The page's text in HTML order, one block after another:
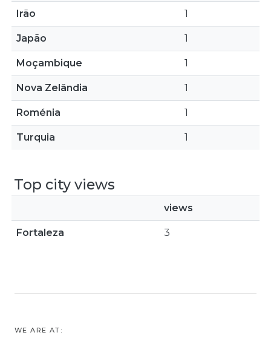
Irão 1
Japão 1
Moçambique 1
Nova Zelândia 1
Roménia 1
Turquia 1
Top city views
views
Fortaleza 3
WE ARE AT: